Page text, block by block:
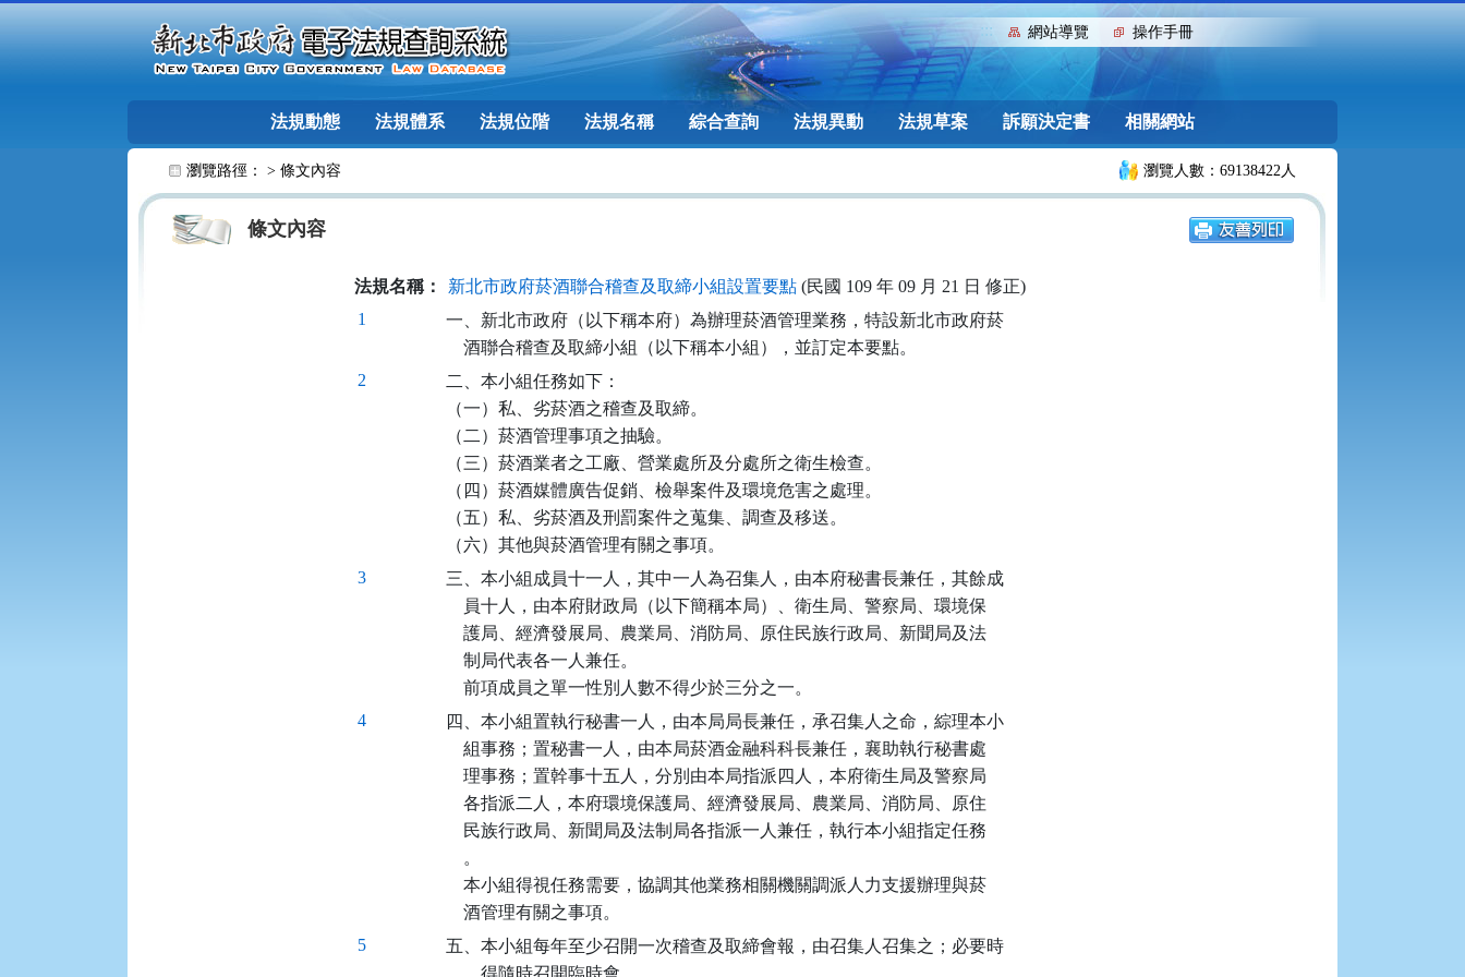
::: 網站導覽 操作手冊
法規動態 法規體系 法規位階 法規名稱 綜合查詢 法規異動 法規草案 訴願決定書 相關網站
瀏覽路徑： > 條文內容 瀏覽人數：69138422人
條文內容
法規名稱： 新北市政府菸酒聯合稽查及取締小組設置要點(民國 109 年 09 月 21 日 修正)
1
一、新北市政府（以下稱本府）為辦理菸酒管理業務，特設新北市政府菸
    酒聯合稽查及取締小組（以下稱本小組），並訂定本要點。
2
二、本小組任務如下：
（一）私、劣菸酒之稽查及取締。
（二）菸酒管理事項之抽驗。
（三）菸酒業者之工廠、營業處所及分處所之衛生檢查。
（四）菸酒媒體廣告促銷、檢舉案件及環境危害之處理。
（五）私、劣菸酒及刑罰案件之蒐集、調查及移送。
（六）其他與菸酒管理有關之事項。
3
三、本小組成員十一人，其中一人為召集人，由本府秘書長兼任，其餘成
    員十人，由本府財政局（以下簡稱本局）、衛生局、警察局、環境保
    護局、經濟發展局、農業局、消防局、原住民族行政局、新聞局及法
    制局代表各一人兼任。
    前項成員之單一性別人數不得少於三分之一。
4
四、本小組置執行秘書一人，由本局局長兼任，承召集人之命，綜理本小
    組事務；置秘書一人，由本局菸酒金融科科長兼任，襄助執行秘書處
    理事務；置幹事十五人，分別由本局指派四人，本府衛生局及警察局
    各指派二人，本府環境保護局、經濟發展局、農業局、消防局、原住
    民族行政局、新聞局及法制局各指派一人兼任，執行本小組指定任務
    。
    本小組得視任務需要，協調其他業務相關機關調派人力支援辦理與菸
    酒管理有關之事項。
5
五、本小組每年至少召開一次稽查及取締會報，由召集人召集之；必要時
    ，得隨時召開臨時會。